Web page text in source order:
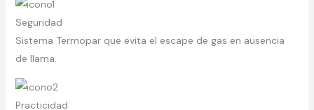
Seguridad
Sistema Termopar que evita el escape de gas en ausencia
de llama.
Practicidad